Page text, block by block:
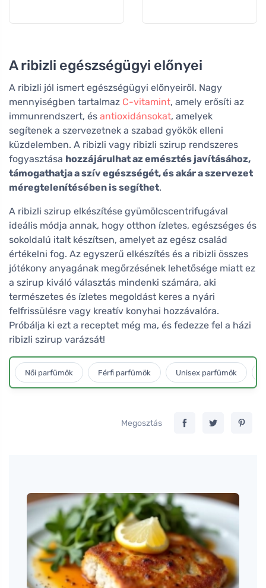
A ribizli egészségügyi előnyei
A ribizli jól ismert egészségügyi előnyeiről. Nagy
mennyiségben tartalmaz C-vitamint, amely erősíti az
immunrendszert, és antioxidánsokat, amelyek
segítenek a szervezetnek a szabad gyökök elleni
küzdelemben. A ribizli vagy ribizli szirup rendszeres
fogyasztása hozzájárulhat az emésztés javításához,
támogathatja a szív egészségét, és akár a szervezet
méregtelenítésében is segíthet.
A ribizli szirup elkészítése gyümölcscentrifugával
ideális módja annak, hogy otthon ízletes, egészséges és
sokoldalú italt készítsen, amelyet az egész család
értékelni fog. Az egyszerű elkészítés és a ribizli összes
jótékony anyagának megőrzésének lehetősége miatt ez
a szirup kiváló választás mindenki számára, aki
természetes és ízletes megoldást keres a nyári
felfrissülésre vagy kreatív konyhai hozzávalóra.
Próbálja ki ezt a receptet még ma, és fedezze fel a házi
ribizli szirup varázsát!
Női parfümök Férfi parfümök Unisex parfümök
Megosztás